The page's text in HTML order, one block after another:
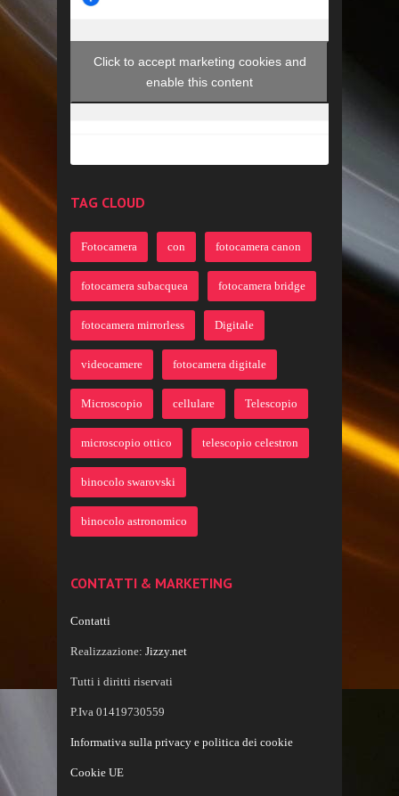
Click to accept marketing cookies and
enable this content
TAG CLOUD
Fotocamera con fotocamera canon
fotocamera subacquea fotocamera bridge
fotocamera mirrorless Digitale
videocamere fotocamera digitale
Microscopio cellulare Telescopio
microscopio ottico telescopio celestron
binocolo swarovski
binocolo astronomico
CONTATTI & MARKETING
Contatti
Realizzazione: Jizzy.net
Tutti i diritti riservati
P.Iva 01419730559
Informativa sulla privacy e politica dei cookie
Cookie UE